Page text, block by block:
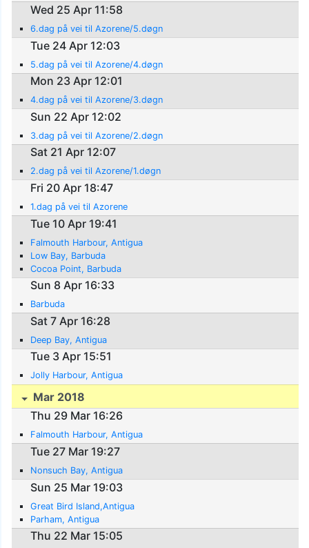
Wed 25 Apr 11:58
6.dag på vei til Azorene/5.døgn
Tue 24 Apr 12:03
5.dag på vei til Azorene/4.døgn
Mon 23 Apr 12:01
4.dag på vei til Azorene/3.døgn
Sun 22 Apr 12:02
3.dag på vei til Azorene/2.døgn
Sat 21 Apr 12:07
2.dag på vei til Azorene/1.døgn
Fri 20 Apr 18:47
1.dag på vei til Azorene
Tue 10 Apr 19:41
Falmouth Harbour, Antigua
Low Bay, Barbuda
Cocoa Point, Barbuda
Sun 8 Apr 16:33
Barbuda
Sat 7 Apr 16:28
Deep Bay, Antigua
Tue 3 Apr 15:51
Jolly Harbour, Antigua
Mar 2018
Thu 29 Mar 16:26
Falmouth Harbour, Antigua
Tue 27 Mar 19:27
Nonsuch Bay, Antigua
Sun 25 Mar 19:03
Great Bird Island,Antigua
Parham, Antigua
Thu 22 Mar 15:05